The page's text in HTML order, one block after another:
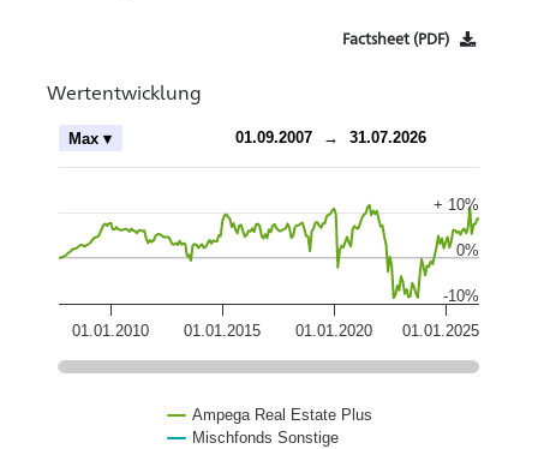
Factsheet (PDF)
Wertentwicklung
01.09.2007 → 31.07.2026
Max ▾
Ampega Real Estate Plus
Mischfonds Sonstige
01.01.2010 01.01.2015 01.01.2020 01.01.2025
-10%
0%
+ 10%